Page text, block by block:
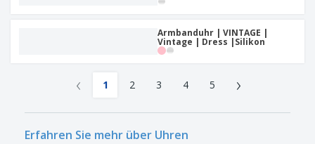
Armbanduhr | VINTAGE |
Vintage | Dress |Silikon
‹ 1 2 3 4 5 ›
Erfahren Sie mehr über Uhren